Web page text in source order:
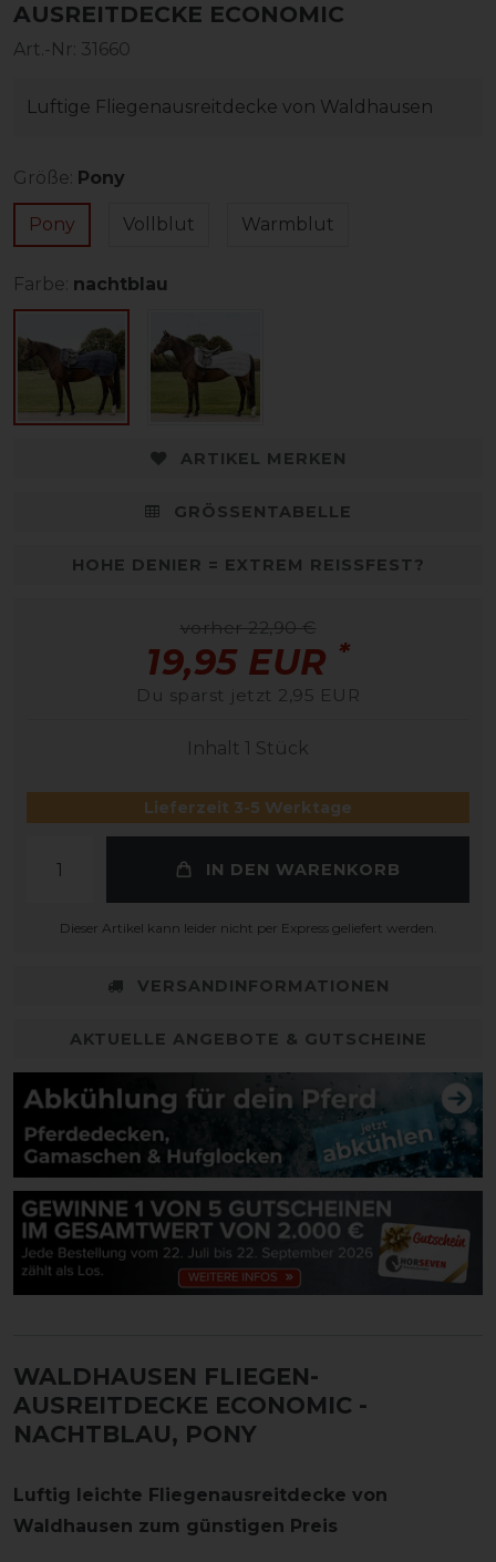
AUSREITDECKE ECONOMIC
Art.-Nr: 31660
Luftige Fliegenausreitdecke von Waldhausen
Größe: Pony
Pony Vollblut Warmblut
Farbe: nachtblau
ARTIKEL MERKEN
GRÖSSENTABELLE
HOHE DENIER = EXTREM REISSFEST?
vorher 22,90 €
19,95 EUR *
Du sparst jetzt 2,95 EUR
Inhalt 1 Stück
Lieferzeit 3-5 Werktage
IN DEN WARENKORB
Dieser Artikel kann leider nicht per Express geliefert werden.
VERSANDINFORMATIONEN
AKTUELLE ANGEBOTE & GUTSCHEINE
WALDHAUSEN FLIEGEN-
AUSREITDECKE ECONOMIC -
NACHTBLAU, PONY
Luftig leichte Fliegenausreitdecke von
Waldhausen zum günstigen Preis